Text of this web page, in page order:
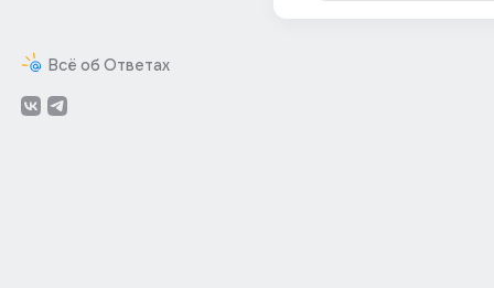
Всё об Ответах